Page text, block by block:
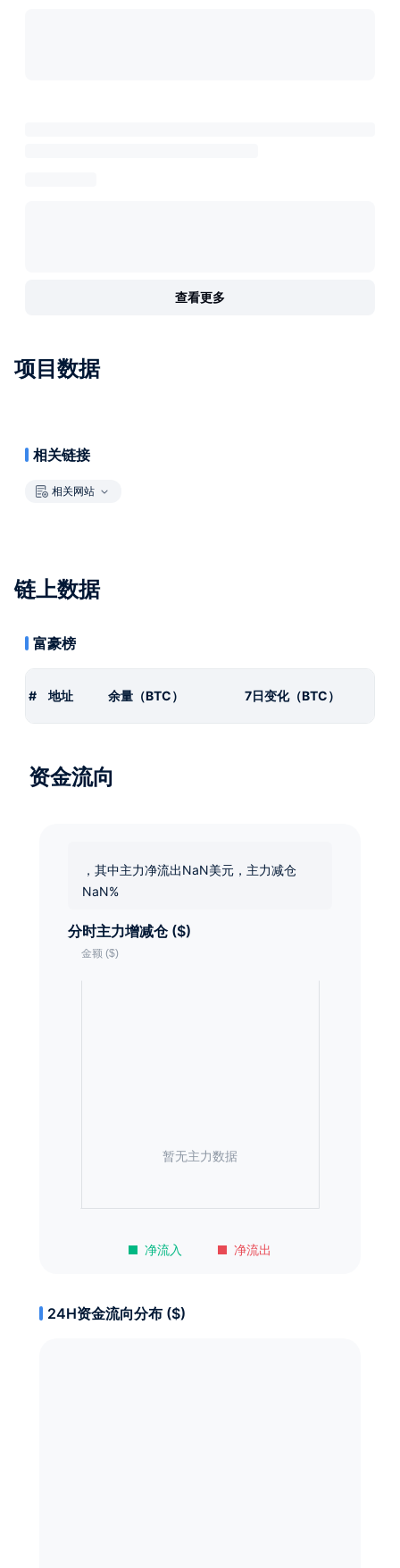
查看更多
项目数据
相关链接
相关网站
链上数据
富豪榜
# 地址 余量（BTC） 7日变化（BTC）
资金流向
，其中主力净流出NaN美元，主力减仓
NaN%
分时主力增减仓 ($)
净流入 净流出
暂无主力数据
24H资金流向分布 ($)